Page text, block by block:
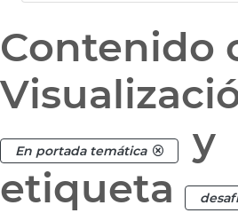
Contenido
En portada temática
y
etiqueta